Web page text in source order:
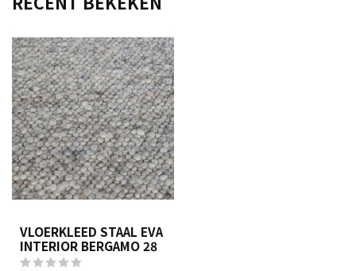
VLOERKLEED STAAL EVA
INTERIOR BERGAMO 28